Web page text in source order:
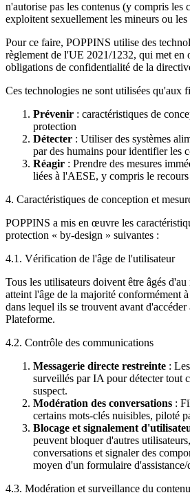
n'autorise pas les contenus (y compris les
exploitent sexuellement les mineurs ou les
Pour ce faire, POPPINS utilise des
règlement de l'UE 2021/1232, qui met
obligations de confidentialité de la
Ces technologies ne sont utilisées qu'aux
Prévenir : caractéristiques de
protection
Détecter : Utiliser des systèmes
par des humains pour identifier les
Réagir : Prendre des mesures
liées à l'AESE, y compris le
4. Caractéristiques de conception et
POPPINS a mis en œuvre les
protection « by-design » suivantes :
4.1. Vérification de l'âge de l'utilisateur
Tous les utilisateurs doivent être âgés
atteint l'âge de la majorité conformément
dans lequel ils se trouvent avant
Plateforme.
4.2. Contrôle des communications
Messagerie directe restreinte :
surveillés par IA pour détecter tout
suspect.
Modération des conversations :
certains mots-clés nuisibles, piloté
Blocage et signalement
peuvent bloquer d'autres
conversations et signaler des
moyen d'un formulaire
4.3. Modération et surveillance du contenu